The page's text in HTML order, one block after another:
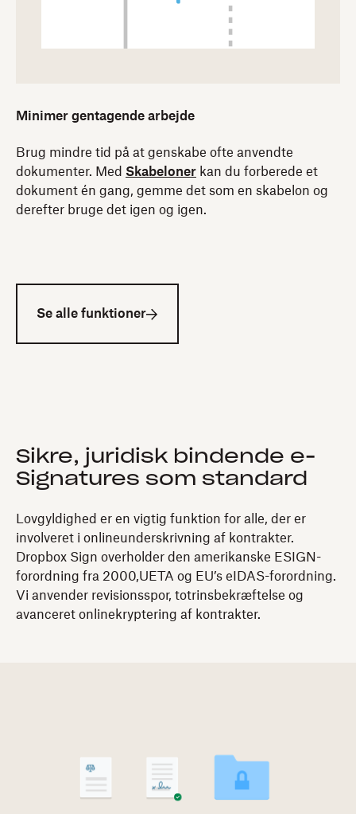
Minimer gentagende arbejde
Brug mindre tid på at genskabe ofte anvendte
dokumenter. Med Skabeloner kan du forberede et
dokument én gang, gemme det som en skabelon og
derefter bruge det igen og igen.
Se alle funktioner
Sikre, juridisk bindende e-
Signatures som standard
Lovgyldighed er en vigtig funktion for alle, der er
involveret i onlineunderskrivning af kontrakter.
Dropbox Sign overholder den amerikanske ESIGN-
forordning fra 2000,UETA og EU’s eIDAS-forordning.
Vi anvender revisionsspor, totrinsbekræftelse og
avanceret onlinekryptering af kontrakter.